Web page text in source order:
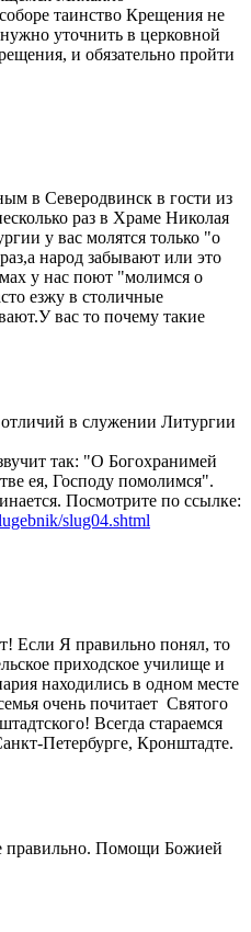
таинство Крещения не
уточнить в церковной
и обязательно пройти
в Северодвинск в гости из
раз в Храме Николая
у вас молятся только "о
народ забывают или это
у нас поют "молимся о
езжу в столичные
вас то почему такие
в служении Литургии
так: "О Богохранимей
ея, Господу помолимся".
Посмотрите по ссылке:
slug04.shtml
Если Я правильно понял, то
приходское училище и
находились в одном месте
очень почитает Святого
Всегда стараемся
Петербурге, Кронштадте.
правильно. Помощи Божией